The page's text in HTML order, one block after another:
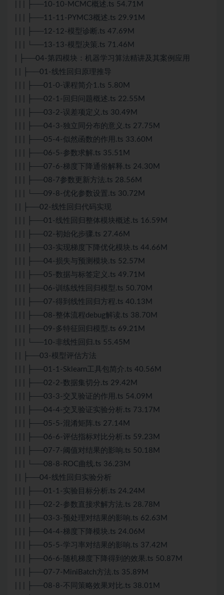
| | | ├──10-10-MCMC概述.ts 54.71M
| | | ├──11-11-PYMC3概述.ts 29.91M
| | | ├──12-12-模型诊断.ts 47.69M
| | | └──13-13-模型决策.ts 71.46M
| ├──04-第四模块：机器学习算法精讲及其案例应用
| | ├──01-线性回归原理推导
| | | ├──01-0-课程简介1.ts 5.80M
| | | ├──02-1-回归问题概述.ts 22.55M
| | | ├──03-2-误差项定义.ts 30.49M
| | | ├──04-3-独立同分布的意义.ts 27.75M
| | | ├──05-4-似然函数的作用.ts 33.60M
| | | ├──06-5-参数求解.ts 35.51M
| | | ├──07-6-梯度下降通俗解释.ts 24.30M
| | | ├──08-7参数更新方法.ts 28.56M
| | | └──09-8-优化参数设置.ts 30.72M
| | ├──02-线性回归代码实现
| | | ├──01-线性回归整体模块概述.ts 16.59M
| | | ├──02-初始化步骤.ts 27.46M
| | | ├──03-实现梯度下降优化模块.ts 44.66M
| | | ├──04-损失与预测模块.ts 52.57M
| | | ├──05-数据与标签定义.ts 49.71M
| | | ├──06-训练线性回归模型.ts 50.70M
| | | ├──07-得到线性回归方程.ts 40.13M
| | | ├──08-整体流程debug解读.ts 38.70M
| | | ├──09-多特征回归模型.ts 69.21M
| | | └──10-非线性回归.ts 55.45M
| | ├──03-模型评估方法
| | | ├──01-1-Sklearn工具包简介.ts 40.56M
| | | ├──02-2-数据集切分.ts 29.42M
| | | ├──03-3-交叉验证的作用.ts 54.09M
| | | ├──04-4-交叉验证实验分析.ts 73.17M
| | | ├──05-5-混淆矩阵.ts 27.14M
| | | ├──06-6-评估指标对比分析.ts 59.23M
| | | ├──07-7-阈值对结果的影响.ts 50.18M
| | | └──08-8-ROC曲线.ts 36.23M
| | ├──04-线性回归实验分析
| | | ├──01-1-实验目标分析.ts 24.24M
| | | ├──02-2-参数直接求解方法.ts 28.78M
| | | ├──03-3-预处理对结果的影响.ts 62.63M
| | | ├──04-4-梯度下降模块.ts 24.06M
| | | ├──05-5-学习率对结果的影响.ts 37.42M
| | | ├──06-6-随机梯度下降得到的效果.ts 50.87M
| | | ├──07-7-MiniBatch方法.ts 35.89M
| | | ├──08-8-不同策略效果对比.ts 38.01M